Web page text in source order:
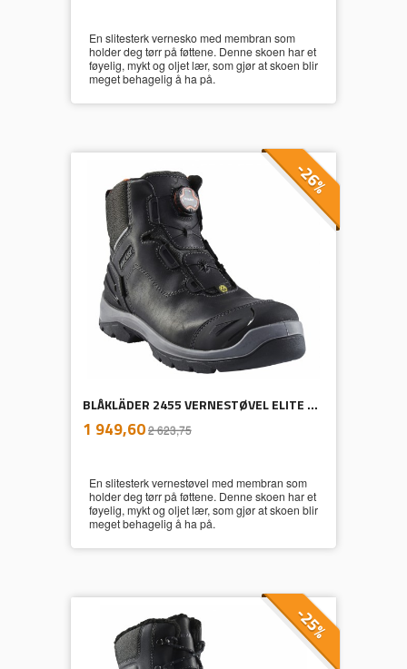
En slitesterk vernesko med membran som
holder deg tørr på føttene. Denne skoen har et
føyelig, mykt og oljet lær, som gjør at skoen blir
meget behagelig å ha på.
BLÅKLÄDER 2455 VERNESTØVEL ELITE WR
Tilbud
1 949,602 623,75
-26%
mva.
En slitesterk vernestøvel med membran som
holder deg tørr på føttene. Denne skoen har et
føyelig, mykt og oljet lær, som gjør at skoen blir
meget behagelig å ha på.
-25%